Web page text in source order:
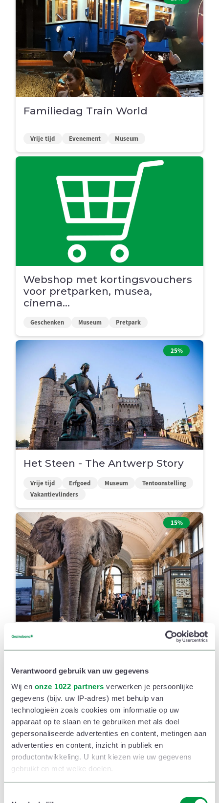
Verantwoord gebruik van uw gegevens
Wij en onze 1022 partners verwerken je persoonlijke
gegevens (bijv. uw IP-adres) met behulp van
technologieën zoals cookies om informatie op uw
apparaat op te slaan en te gebruiken met als doel
gepersonaliseerde advertenties en content, metingen aan
advertenties en content, inzicht in publiek en
productontwikkeling. U kunt kiezen wie uw gegevens
gebruikt en met welke doelen.
Familiedag Train World
Vrije tijd Evenement Museum
Webshop met kortingsvouchers
voor pretparken, musea,
cinema...
Geschenken Museum Pretpark
25%
Het Steen - The Antwerp Story
Vrije tijd Erfgoed Museum
Tentoonstelling
Vakantievlinders
15%
AfricaMuseum
Vakantievlinders